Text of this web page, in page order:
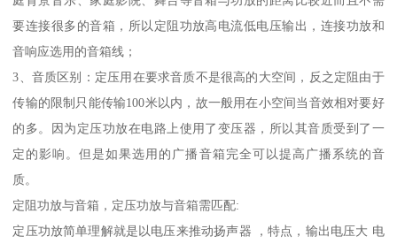
要连接很多的音箱，所以定阻功放高电流低电压输出，连接功放和
音响应选用的音箱线；
3、音质区别：定压用在要求音质不是很高的大空间，反之定阻由于
传输的限制只能传输100米以内，故一般用在小空间当音效相对要好
的多。因为定压功放在电路上使用了变压器，所以其音质受到了一
定的影响。但是如果选用的广播音箱完全可以提高广播系统的音
质。
定阻功放与音箱，定压功放与音箱需匹配:
定压功放简单理解就是以电压来推动扬声器 ，特点，输出电压大 电